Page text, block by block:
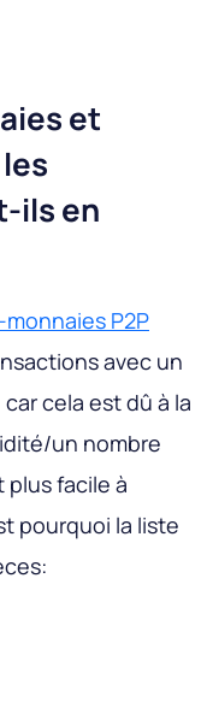
et
ils en
P2P
avec un
cela est dû à la
un nombre
facile à
pourquoi la liste